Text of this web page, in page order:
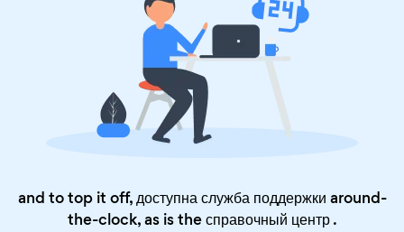
and to top it off, доступна служба поддержки around-
the-clock, as is theсправочный центр.